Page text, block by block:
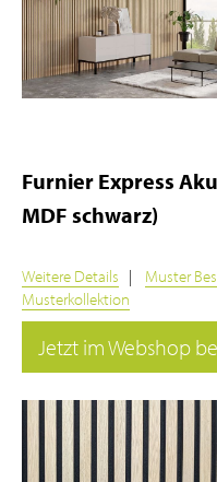
Furnier Express
MDF schwarz)
Weitere Details | Muster
Musterkollektion
Jetzt im Webshop